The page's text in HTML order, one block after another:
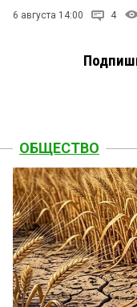
6 августа 14:00 4
ОБЩЕСТВО